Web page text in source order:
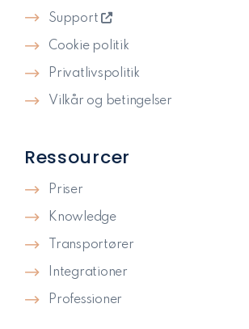
Ressourcer
Priser
Knowledge
Transportører
Integrationer
Professioner
Support
Cookie politik
Privatlivspolitik​
Vilkår og betingelser